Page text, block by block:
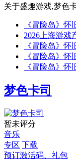
关于盛趣游戏,梦色
《冒险岛》
2026上海游戏
《冒险岛》
《冒险岛》
《冒险岛》
梦色卡司
暂未评分
音乐
专区 下载
预订激活码、礼包